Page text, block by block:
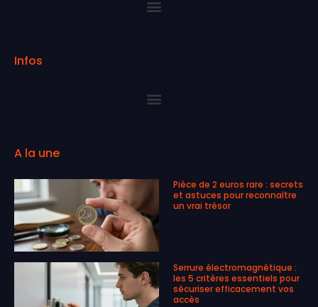
Infos
A la une
Pièce de 2 euros rare : secrets
et astuces pour reconnaître
un vrai trésor
Serrure électromagnétique :
les 5 critères essentiels pour
sécuriser efficacement vos
accès